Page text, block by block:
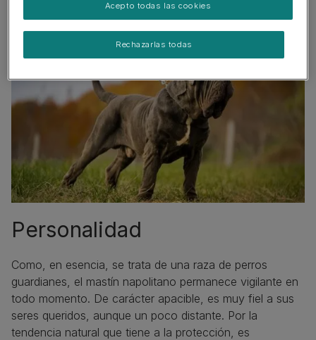
Personalidad
Como, en esencia, se trata de una raza de perros
guardianes, el mastín napolitano permanece vigilante en
todo momento. De carácter apacible, es muy fiel a sus
seres queridos, aunque un poco distante. Por la
tendencia natural que tiene a la protección, es
Rechazarlas todas
Acepto todas las cookies